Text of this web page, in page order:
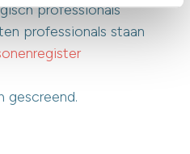
professionals
professionals staan
gescreend.